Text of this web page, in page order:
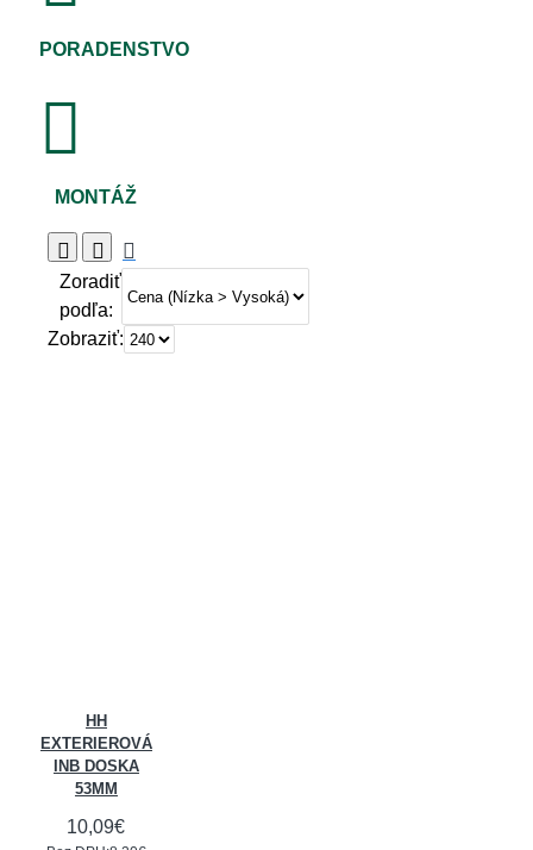
PORADENSTVO
MONTÁŽ
Zoradiť
podľa:
Zobraziť:
HH
EXTERIEROVÁ
INB DOSKA
53MM
10,09€